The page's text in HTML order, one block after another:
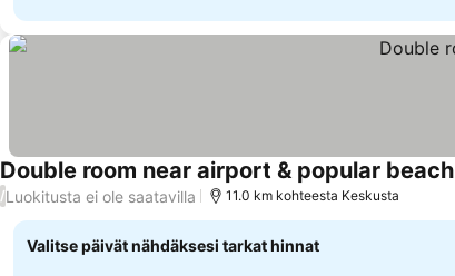
Double room near airport & popular beach
/Luokitusta ei ole saatavilla 11.0 km kohteesta Keskusta
Valitse päivät nähdäksesi tarkat hinnat